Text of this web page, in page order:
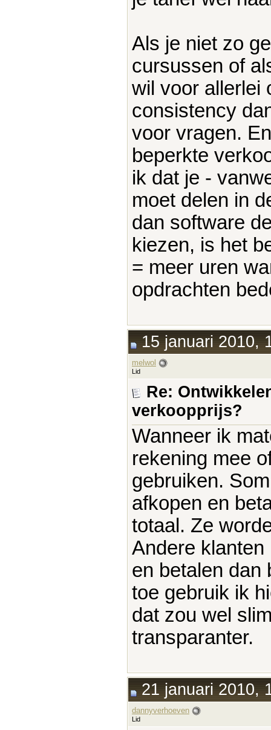
Als je niet zo
cursussen of
wil voor allerlei
consistency
voor vragen.
beperkte
ik dat je -
moet delen in
dan software
kiezen, is het
= meer uren
opdrachten
15 januari 2010,
melwol
Lid
Re:
verkoopprijs?
Wanneer ik
rekening mee
gebruiken.
afkopen en
totaal. Ze
Andere
en betalen dan
toe gebruik ik
dat zou wel
transparanter.
21 januari 2010,
dannyverhoeven
Lid